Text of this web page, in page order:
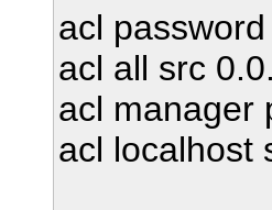
acl
acl all src
acl manager
acl localhost